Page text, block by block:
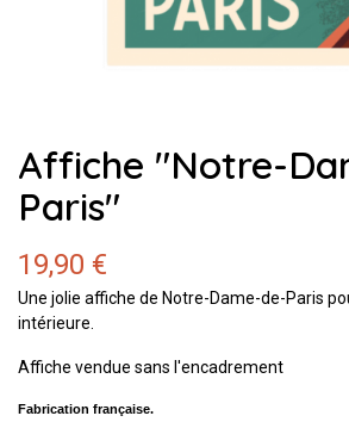
Affiche "Notre-
Paris"
19,90 €
Une jolie affiche de Notre-Dame-de-Paris
intérieure.
Affiche vendue sans l'encadrement
Fabrication française.